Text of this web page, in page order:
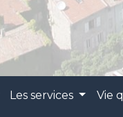
Les services Vie